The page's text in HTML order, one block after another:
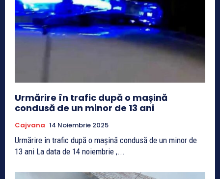
Urmărire în trafic după o mașină
condusă de un minor de 13 ani
Cajvana 14 Noiembrie 2025
Urmărire în trafic după o mașină condusă de un minor de
13 ani La data de 14 noiembrie ,...